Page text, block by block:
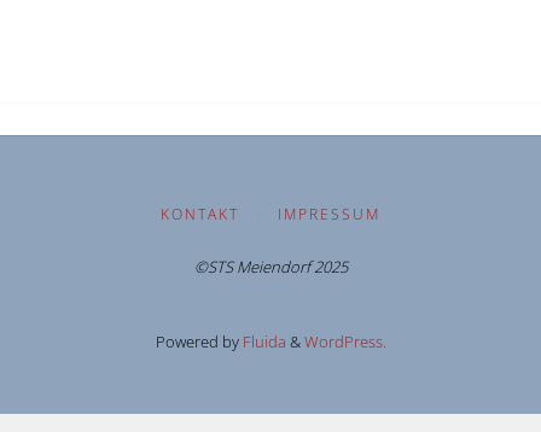
KONTAKT IMPRESSUM
©STS Meiendorf 2025
Powered byFluida &WordPress.